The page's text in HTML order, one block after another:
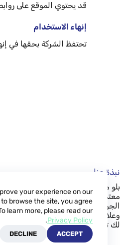
your experience on our
browse the site, you agree
learn more, please read our
Privacy Policy
.
ACCEPT
DECLINE
قد يحتوي الموقع على
إنهاء الاستخدام
تحتفظ الشركة بحقها في
نبذة عنا
بلو ميديكال بلس هي شركة سياحة
معتمدة في تركيا، تقدم خدمات عالية
الجودة، بما في ذلك زراعة الأسنان
وعلاجات ابتسامة هوليوود، مما يضمن
لك تجربة آمنة ومريحة.